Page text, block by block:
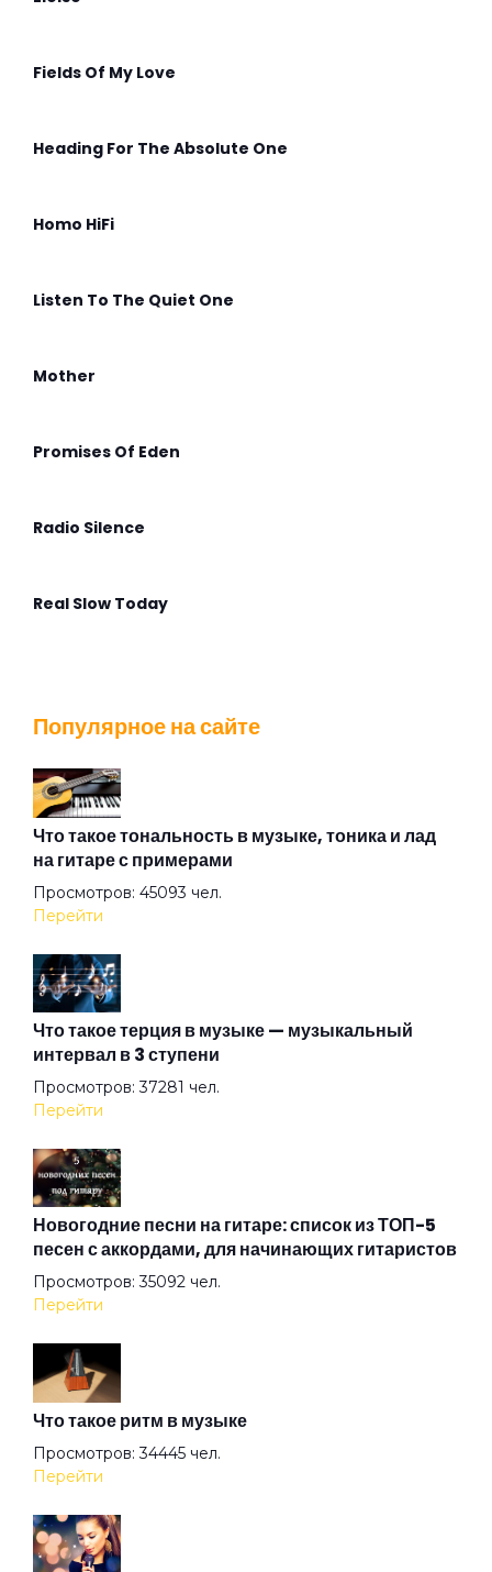
Fields Of My Love
Heading For The Absolute One
Homo HiFi
Listen To The Quiet One
Mother
Promises Of Eden
Radio Silence
Real Slow Today
The Angel Calling
The Postcard
The Time
The Wind
Up In Smoke
Winter
XXII-й век
Акуна матата
Популярное на сайте
Что такое тональность в музыке, тоника и лад
на гитаре с примерами
Просмотров: 45093 чел.
Перейти
Что такое терция в музыке — музыкальный
интервал в 3 ступени
Просмотров: 37281 чел.
Перейти
Новогодние песни на гитаре: список из ТОП-5
песен с аккордами, для начинающих гитаристов
Просмотров: 35092 чел.
Перейти
Что такое ритм в музыке
Просмотров: 34445 чел.
Перейти